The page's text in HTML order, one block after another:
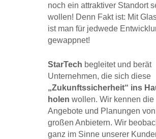
noch ein attraktiver Standort
wollen! Denn Fakt ist: Mit
ist man für jedwede
gewappnet!
StarTech begleitet und berät
Unternehmen, die sich diese
„Zukunftssicherheit“ ins
holen wollen. Wir kennen die
Angebote und Planungen
großen Anbietern. Wir
ganz im Sinne unserer